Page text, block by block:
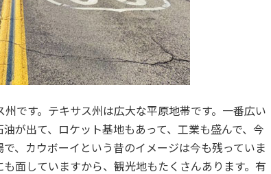
です。テキサス州は広大な平原地帯です。一番広い
が出て、ロケット基地もあって、工業も盛んで、今
、カウボーイという昔のイメージは今も残っていま
面していますから、観光地もたくさんあります。有